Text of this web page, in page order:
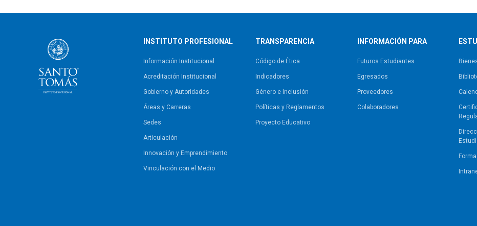
INSTITUTO PROFESIONAL
Información Institucional
Acreditación Institucional
Gobierno y Autoridades​
Áreas y Carreras
Sedes
Articulación
Innovación y Emprendimiento
Vinculación con el Medio
TRANSPARENCIA
Código de Ética
Indicadores
Género e Inclusión
Políticas y Reglamentos​
Proyecto Educativo
INFORMACIÓN PARA
Futuros Estudiantes
Egresados
Proveedores
Colaboradores